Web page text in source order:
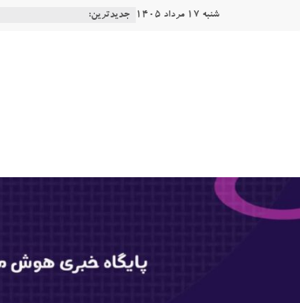
شنبه 17 مرداد 1405 جدیدترین:
خبری
مصنوعی